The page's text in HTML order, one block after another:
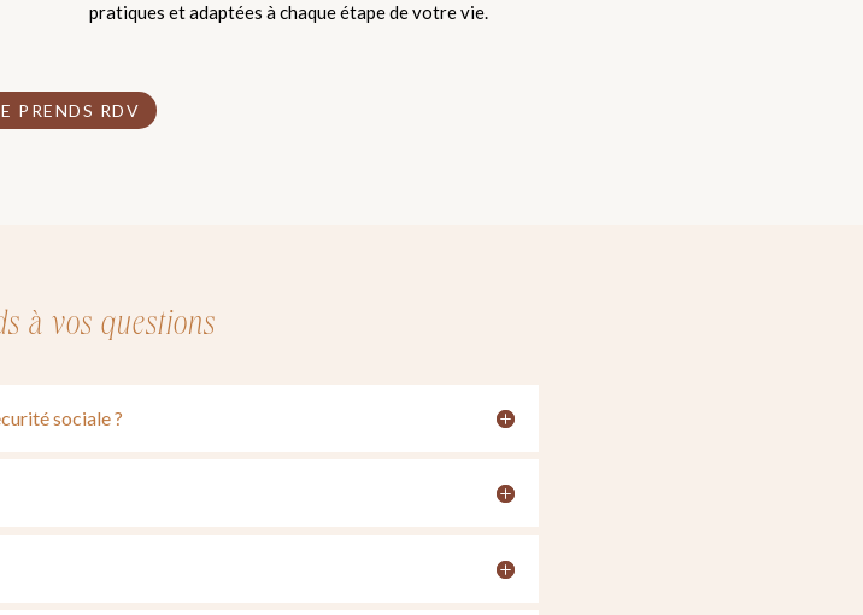
pratiques et adaptées à chaque étape de votre vie.
PRENDS RDV
à vos questions
sociale ?